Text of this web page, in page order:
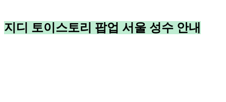
지디 토이스토리 팝업 서울 성수 안내